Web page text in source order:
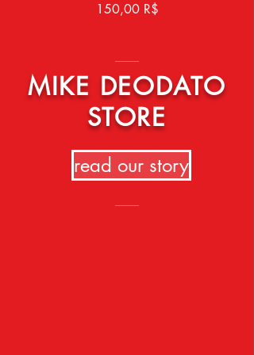
Price
150,00 R$
MIKE DEODATO
STORE
read our story